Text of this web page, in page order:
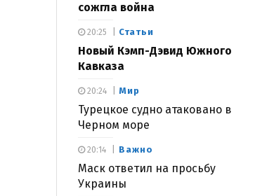
сожгла война
Статьи
Новый Кэмп-Дэвид Южного
Кавказа
20:25
Мир
Турецкое судно атаковано в
Черном море
20:24
Важно
Маск ответил на просьбу
Украины
20:14